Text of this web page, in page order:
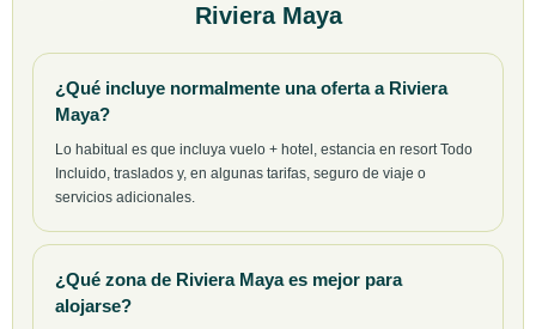
Riviera Maya
¿Qué incluye normalmente una oferta a Riviera
Maya?
Lo habitual es que incluya vuelo + hotel, estancia en resort Todo
Incluido, traslados y, en algunas tarifas, seguro de viaje o
servicios adicionales.
¿Qué zona de Riviera Maya es mejor para
alojarse?